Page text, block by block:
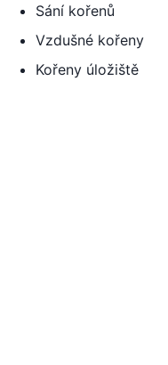
Sání kořenů
Vzdušné kořeny
Kořeny úložiště